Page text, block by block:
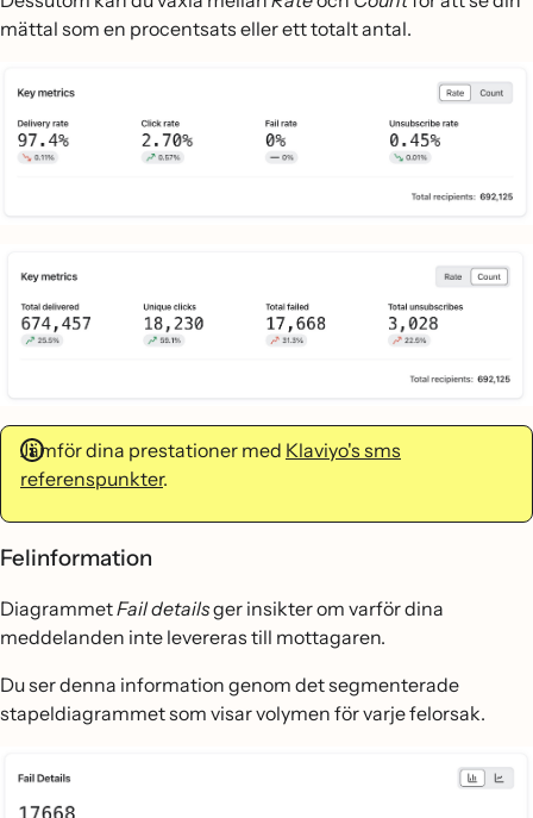
mättal som en procentsats eller ett totalt antal.
Jämför dina prestationer med Klaviyo's sms
referenspunkter.
Felinformation
DiagrammetFail detailsger insikter om varför dina
meddelanden inte levereras till mottagaren.
Du ser denna information genom det segmenterade
stapeldiagrammet som visar volymen för varje felorsak.